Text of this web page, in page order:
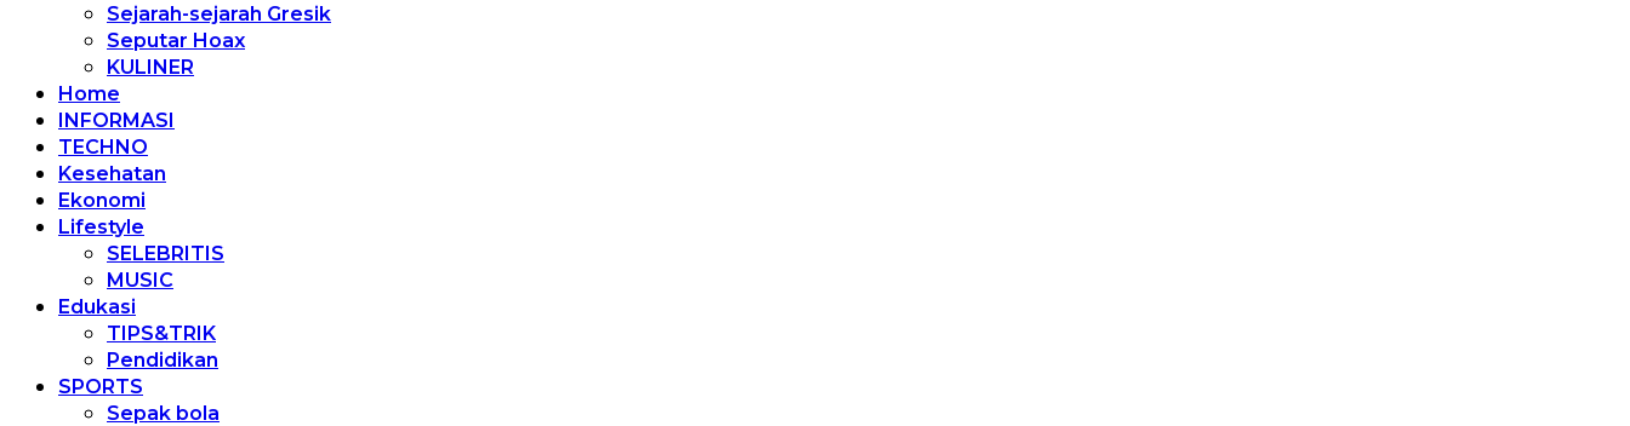
Sejarah-sejarah Gresik
Seputar Hoax
KULINER
Home
INFORMASI
TECHNO
Kesehatan
Ekonomi
Lifestyle
SELEBRITIS
MUSIC
Edukasi
TIPS&TRIK
Pendidikan
SPORTS
Sepak bola